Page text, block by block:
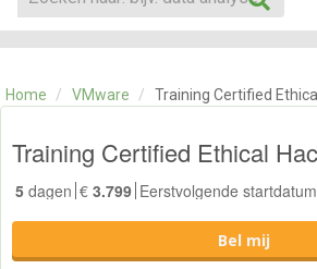
CATEGORIE
OVER ONS
SKILLS ALCHEMIST
Home / VMware / Training Certified
Training Certified Ethical
5 dagen € 3.799 Eerstvolgende startdatum
Bel mij